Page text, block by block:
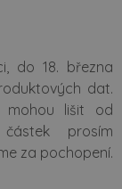
do 18. března
dat.
lišit od
prosím
za pochopení.